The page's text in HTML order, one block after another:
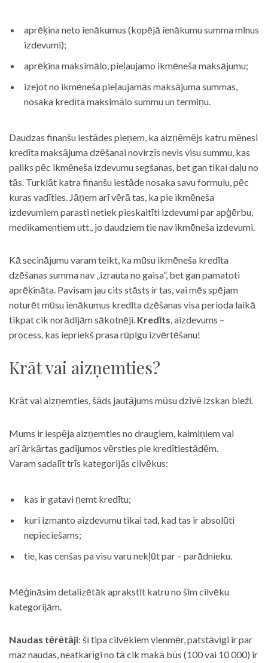
aprēķina neto ienākumus (kopējā ienākumu summa mīnus
izdevumi);
aprēķina maksimālo, pieļaujamo ikmēneša maksājumu;
izejot no ikmēneša pieļaujamās maksājuma summas,
nosaka kredīta maksimālo summu un termiņu.
Daudzas finanšu iestādes pieņem, ka aizņēmējs katru mēnesi
kredīta maksājuma dzēšanai novirzīs nevis visu summu, kas
paliks pēc ikmēneša izdevumu segšanas, bet gan tikai daļu no
tās. Turklāt katra finanšu iestāde nosaka savu formulu, pēc
kuras vadīties. Jāņem arī vērā tas, ka pie ikmēneša
izdevumiem parasti netiek pieskaitīti izdevumi par apģērbu,
medikamentiem utt., jo daudziem tie nav ikmēneša izdevumi.
Kā secinājumu varam teikt, ka mūsu ikmēneša kredīta
dzēšanas summa nav „izrauta no gaisa”, bet gan pamatoti
aprēķināta. Pavisam jau cits stāsts ir tas, vai mēs spējam
noturēt mūsu ienākumus kredīta dzēšanas visa perioda laikā
tikpat cik norādījām sākotnēji. Kredīts, aizdevums –
process, kas iepriekš prasa rūpīgu izvērtēšanu!
Krāt vai aizņemties?
Krāt vai aizņemties, šāds jautājums mūsu dzīvē izskan bieži.
Mums ir iespēja aizņemties no draugiem, kaimiņiem vai
arī ārkārtas gadījumos vērsties pie kredītiestādēm.
Varam sadalīt trīs kategorijās cilvēkus:
kas ir gatavi ņemt kredītu;
kuri izmanto aizdevumu tikai tad, kad tas ir absolūti
nepieciešams;
tie, kas cenšas pa visu varu nekļūt par – parādnieku.
Mēģināsim detalizētāk aprakstīt katru no šīm cilvēku
kategorijām.
Naudas tērētāji: šī tipa cilvēkiem vienmēr, patstāvīgi ir par
maz naudas, neatkarīgi no tā cik makā būs (100 vai 10 000) ir